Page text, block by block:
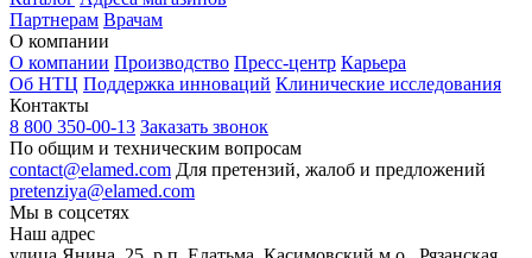
Партнерам Врачам
О компании
О компании Производство Пресс-центр Карьера
Об НТЦ Поддержка инноваций Клинические исследования
Контакты
8 800 350-00-13 Заказать звонок
По общим и техническим вопросам
contact@elamed.com Для претензий, жалоб и предложений
pretenziya@elamed.com
Мы в соцсетях
Наш адрес